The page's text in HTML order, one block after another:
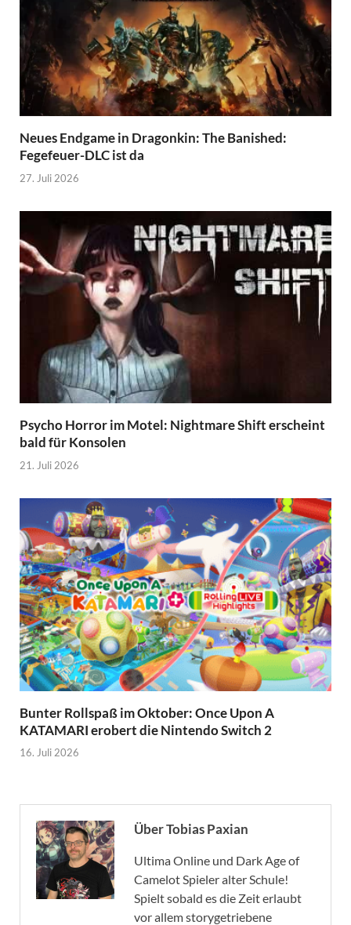
Neues Endgame in Dragonkin: The Banished:
Fegefeuer-DLC ist da
27. Juli 2026
Psycho Horror im Motel: Nightmare Shift erscheint
bald für Konsolen
21. Juli 2026
Bunter Rollspaß im Oktober: Once Upon A
KATAMARI erobert die Nintendo Switch 2
16. Juli 2026
Über Tobias Paxian
Ultima Online und Dark Age of
Camelot Spieler alter Schule!
Spielt sobald es die Zeit erlaubt
vor allem storygetriebene